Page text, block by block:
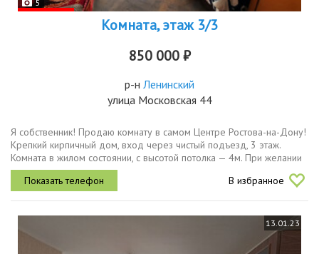
5
Комната, этаж 3/3
850 000 ₽
р-н Ленинский
улица Московская 44
Я собственник! Продаю комнату в самом Центре Ростова-на-Дону!
Крепкий кирпичный дом, вход через чистый подъезд, 3 этаж.
Комната в жилом состоянии, с высотой потолка — 4м. При желании
можно перенести спальное место на второй этаж. Есть...
В избранное
13.01.23